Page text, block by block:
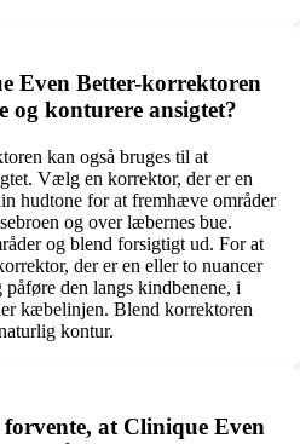
Even Better-korrektoren
og konturere ansigtet?
kan også bruges til at
Vælg en korrektor, der er en
hudtone for at fremhæve områder
og over læbernes bue.
og blend forsigtigt ud. For at
der er en eller to nuancer
den langs kindbenene, i
kæbelinjen. Blend korrektoren
kontur.
at Clinique Even